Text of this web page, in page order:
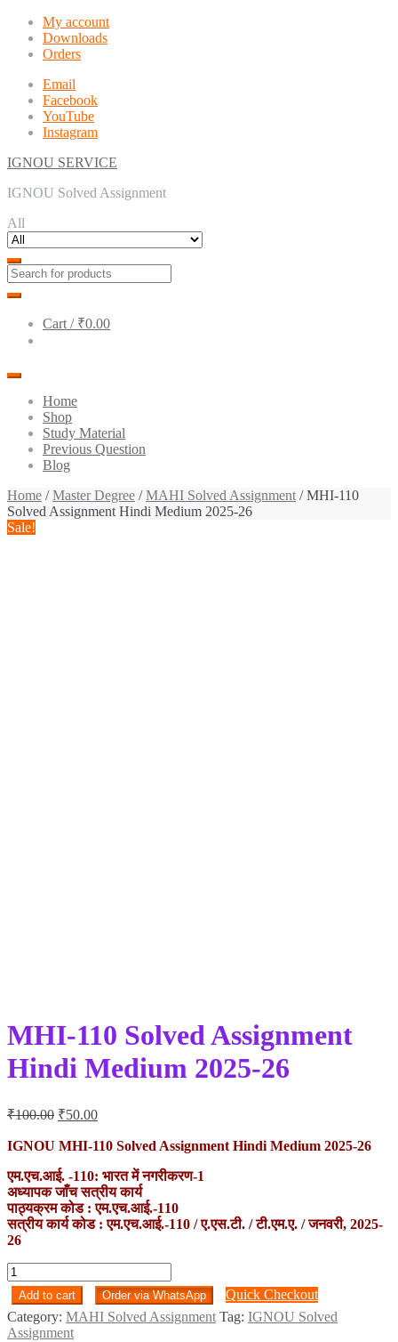
Skip
navigation
Skip
content
My account
Downloads
Orders
Email
Facebook
YouTube
Instagram
IGNOU SERVICE
IGNOU Solved Assignment
All
Cart / ₹0.00
Home
Shop
Study Material
Previous Question
Blog
Home /Master Degree /MAHI Solved Assignment / MHI-110
Solved Assignment Hindi Medium 2025-26
Sale!
MHI-110 Solved Assignment
Hindi Medium 2025-26
₹100.00 Original
was:
₹50.00Current
is:
IGNOU MHI-110 Solved Assignment Hindi Medium 2025-26
एम.एच.आई. -110: भारत में नगरीकरण-1
अध्यापक जाँच सत्रीय कार्य
पाठ्यक्रम कोड : एम.एच.आई.-110
सत्रीय कार्य कोड : एम.एच.आई.-110 / ए.एस.टी. / टी.एम.ए. / जनवरी, 2025-
26
MHI-
110
Solved
Assignment
Hindi
Add to cart Order via WhatsApp
Quick Checkout
Category: MAHI Solved Assignment Tag: IGNOU Solved
Assignment